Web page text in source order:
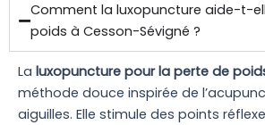
Comment la luxopuncture aide-t-
poids à Cesson-Sévigné ?
La luxopuncture pour la perte de
méthode douce inspirée de
aiguilles. Elle stimule des points